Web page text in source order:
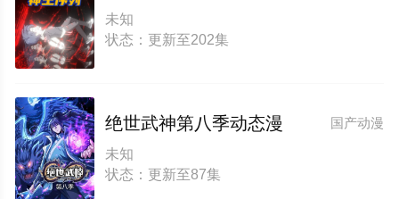
未知
状态：更新至202集
国产动漫
绝世武神第八季动态漫
未知
状态：更新至87集